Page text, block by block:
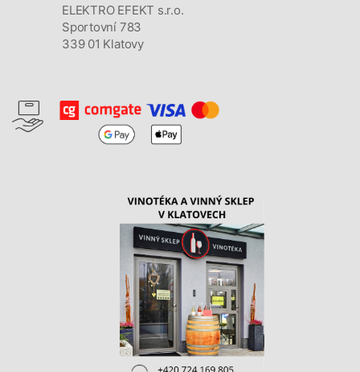
ELEKTRO EFEKT s.r.o.
Sportovní 783
339 01 Klatovy